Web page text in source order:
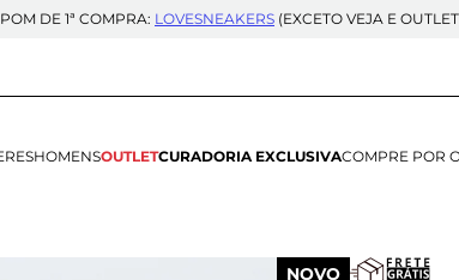
DE 1ª COMPRA: LOVESNEAKERS (EXCETO VEJA E
HOMENSOUTLETCURADORIA EXCLUSIVACOMPRE POR
NOVO